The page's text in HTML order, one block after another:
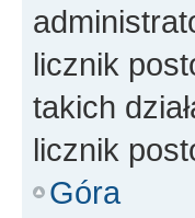
licznik
takich
licznik
Góra